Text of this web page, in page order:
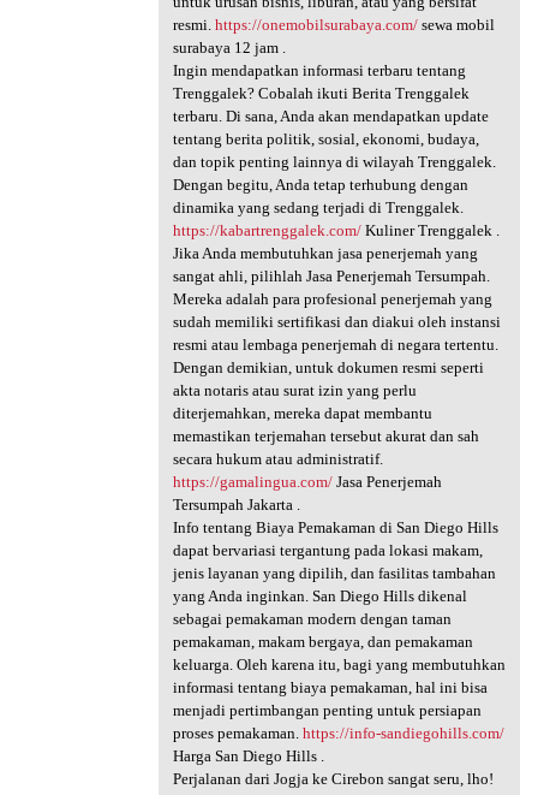
resmi. https://onemobilsurabaya.com/sewa mobil
surabaya 12 jam .
Ingin mendapatkan informasi terbaru tentang
Trenggalek? Cobalah ikuti Berita Trenggalek
terbaru. Di sana, Anda akan mendapatkan update
tentang berita politik, sosial, ekonomi, budaya,
dan topik penting lainnya di wilayah Trenggalek.
Dengan begitu, Anda tetap terhubung dengan
dinamika yang sedang terjadi di Trenggalek.
https://kabartrenggalek.com/Kuliner Trenggalek .
Jika Anda membutuhkan jasa penerjemah yang
sangat ahli, pilihlah Jasa Penerjemah Tersumpah.
Mereka adalah para profesional penerjemah yang
sudah memiliki sertifikasi dan diakui oleh instansi
resmi atau lembaga penerjemah di negara tertentu.
Dengan demikian, untuk dokumen resmi seperti
akta notaris atau surat izin yang perlu
diterjemahkan, mereka dapat membantu
memastikan terjemahan tersebut akurat dan sah
secara hukum atau administratif.
https://gamalingua.com/Jasa Penerjemah
Tersumpah Jakarta .
Info tentang Biaya Pemakaman di San Diego Hills
dapat bervariasi tergantung pada lokasi makam,
jenis layanan yang dipilih, dan fasilitas tambahan
yang Anda inginkan. San Diego Hills dikenal
sebagai pemakaman modern dengan taman
pemakaman, makam bergaya, dan pemakaman
keluarga. Oleh karena itu, bagi yang membutuhkan
informasi tentang biaya pemakaman, hal ini bisa
menjadi pertimbangan penting untuk persiapan
proses pemakaman. https://info-sandiegohills.com/
Harga San Diego Hills .
Perjalanan dari Jogja ke Cirebon sangat seru, lho!